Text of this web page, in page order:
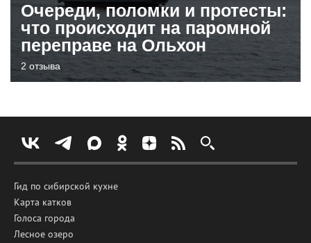
Очереди, поломки и протесты:
что происходит на паромной
переправе на Ольхон
2 отзыва
Гид по сибирской кухне
Карта катков
Голоса города
Лесное озеро